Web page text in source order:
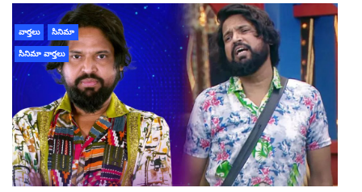
వార్తలు సినిమా
సినిమా వార్తలు